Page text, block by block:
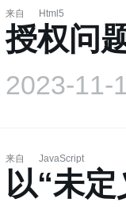
来自 Html5
授权问
2023-11-
来自 JavaScript
以“未